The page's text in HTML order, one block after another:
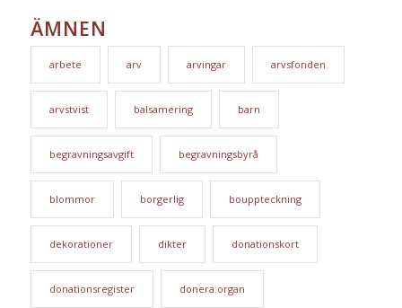
ÄMNEN
arbete arv arvingar arvsfonden
arvstvist balsamering barn
begravningsavgift begravningsbyrå
blommor borgerlig bouppteckning
dekorationer dikter donationskort
donationsregister donera organ